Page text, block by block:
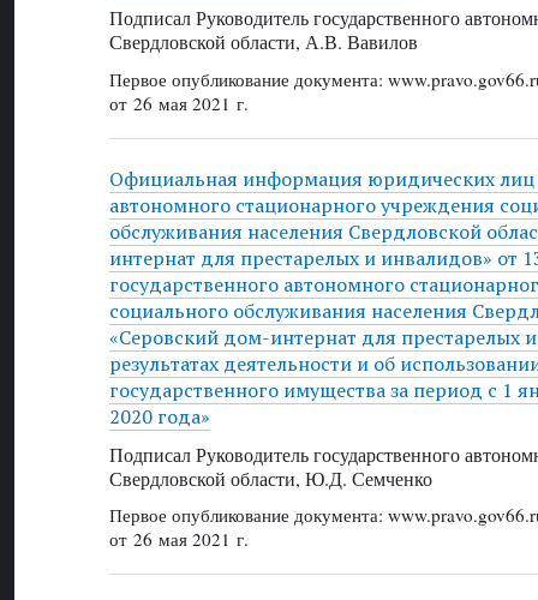
Подписал Руководитель государственного
Свердловской области, А.В. Вавилов
Первое опубликование документа:
от 26 мая 2021 г.
Официальная информация юридических лиц
автономного стационарного учреждения
обслуживания населения Свердловской
интернат для престарелых и инвалидов» от
государственного автономного
социального обслуживания населения
«Серовский дом-интернат для престарелых
результатах деятельности и об
государственного имущества за период с 1
2020 года»
Подписал Руководитель государственного
Свердловской области, Ю.Д. Семченко
Первое опубликование документа:
от 26 мая 2021 г.